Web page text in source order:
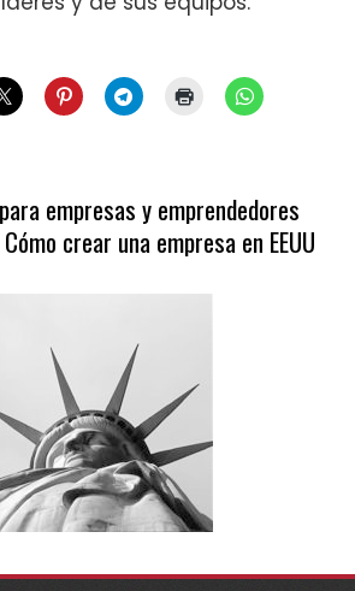
para empresas y emprendedores
crear una empresa en EEUU